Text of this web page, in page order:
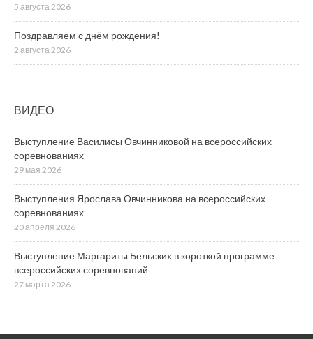
5 августа 2026
Поздравляем с днём рождения!
2 августа 2026
ВИДЕО
Выступление Василисы Овчинниковой на всероссийских
соревнованиях
29 мая 2026
Выступления Ярослава Овчинникова на всероссийских
соревнованиях
20 апреля 2026
Выступление Маргариты Бельских в короткой программе
всероссийских соревнований
27 марта 2026